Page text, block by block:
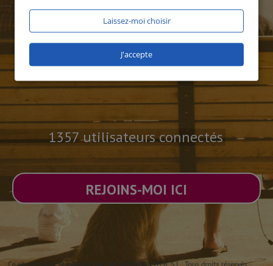
1357 utilisateurs connectés
REJOINS-MOI ICI
Laissez-moi choisir
J'accepte